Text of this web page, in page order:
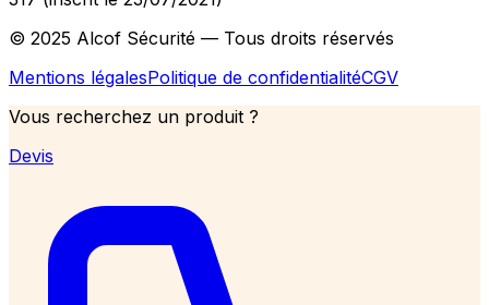
© 2025 Alcof Sécurité — Tous droits réservés
Mentions légalesPolitique de confidentialitéCGV
Vous recherchez un produit ?
Devis